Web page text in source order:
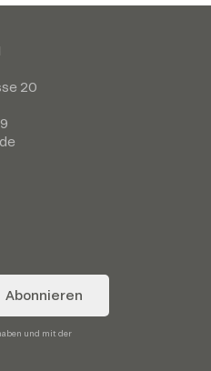
20
Abonnieren
und mit der